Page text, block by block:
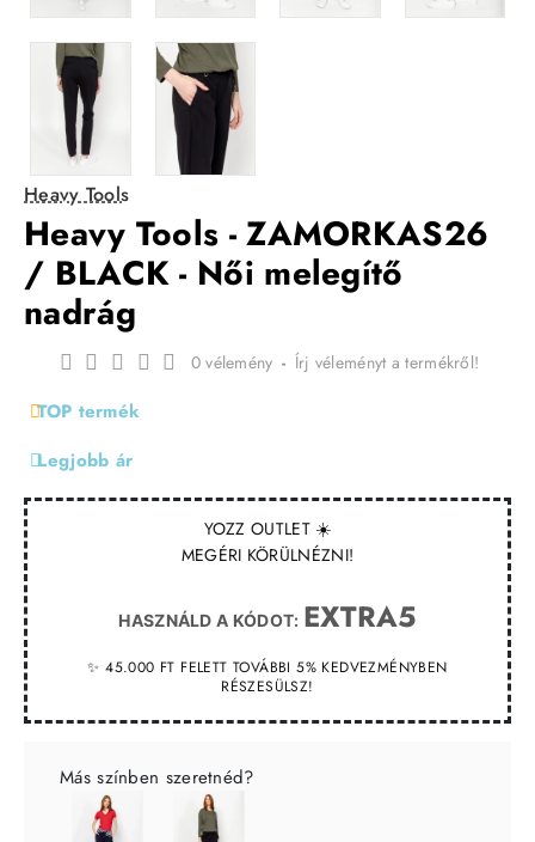
Heavy Tools
Heavy Tools - ZAMORKAS26
/ BLACK - Női melegítő
nadrág
YOZZ OUTLET ☀️
MEGÉRI KÖRÜLNÉZNI!
HASZNÁLD A KÓDOT: EXTRA5
✨ 45.000 FT FELETT TOVÁBBI 5% KEDVEZMÉNYBEN
RÉSZESÜLSZ!
TOP termék
Legjobb ár
0 vélemény - Írj véleményt a termékről!
Más színben szeretnéd?